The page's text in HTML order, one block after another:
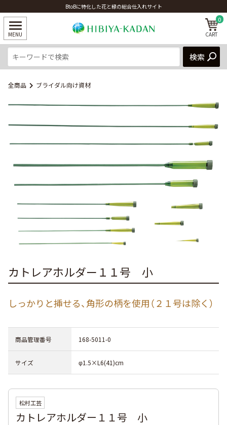
0
BtoBに特化した花と緑の総合仕入れサイト
全商品 ブライダル向け資材
カトレアホルダー１１号 小
しっかりと挿せる、角形の柄を使用（２１号は除く）
商品管理番号 168-5011-0
サイズ φ1.5×L6(41)cm
松村工芸
カトレアホルダー１１号 小